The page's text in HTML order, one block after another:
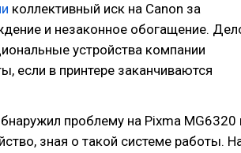
коллективный иск на Canon за
и незаконное обогащение.
устройства компании
если в принтере заканчиваются
проблему на Pixma MG6320
зная о такой системе работы.